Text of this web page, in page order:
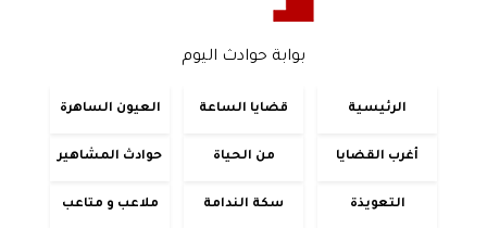
بوابة حوادث اليوم
الرئيسية قضايا الساعة العيون الساهرة
أغرب القضايا من الحياة حوادث المشاهير
التعويذة سكة الندامة ملاعب و متاعب